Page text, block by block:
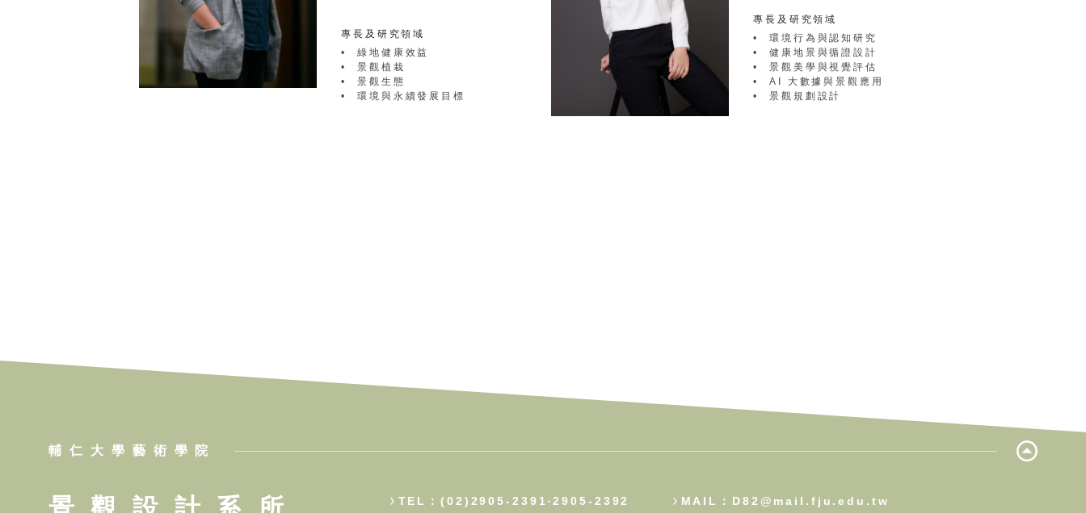
專長及研究領域
綠地健康效益
景觀植栽
景觀生態
環境與永續發展目標
專長及研究領域
環境行為與認知研究
健康地景與循證設計
景觀美學與視覺評估
AI 大數據與景觀應用
景觀規劃設計
輔仁大學藝術學院
TEL：(02)2905-2391‧2905-2392 MAIL：D82@mail.fju.edu.tw